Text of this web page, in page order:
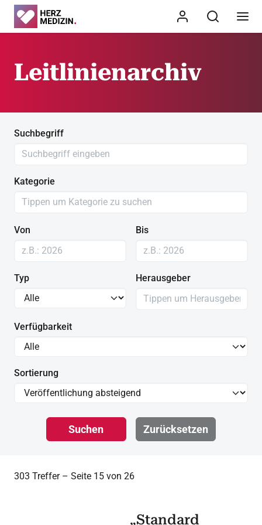
Leitlinienarchiv
Suchbegriff
Kategorie
Von Bis
Typ Herausgeber
Verfügbarkeit
Sortierung
Suchen Zurücksetzen
303 Treffer – Seite 15 von 26
„Standard